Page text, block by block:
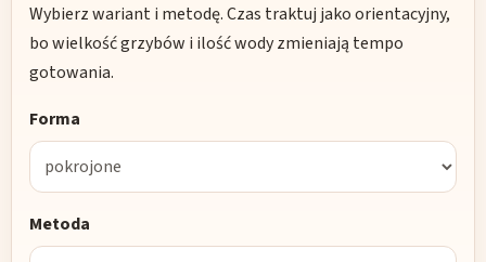
Wybierz wariant i metodę. Czas traktuj jako orientacyjny,
bo wielkość grzybów i ilość wody zmieniają tempo
gotowania.
Forma
Metoda